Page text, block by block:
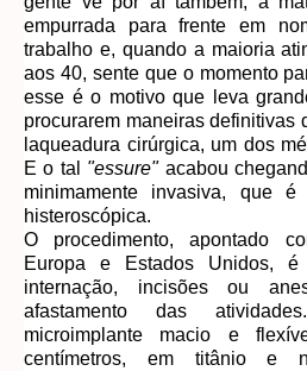
empurrada para frente em
trabalho e, quando a maioria
aos 40, sente que o momento
esse é o motivo que leva
procurarem maneiras definitivas
laqueadura cirúrgica, um dos
E o tal "essure" acabou
minimamente invasiva, que
histeroscópica.
O procedimento, apontado
Europa e Estados Unidos,
internação, incisões ou
afastamento das
microimplante macio e
centímetros, em titânio e